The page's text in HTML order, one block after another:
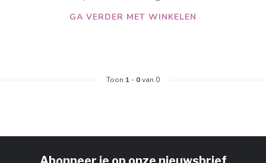
GA VERDER MET WINKELEN
Toon 1 - 0van 0